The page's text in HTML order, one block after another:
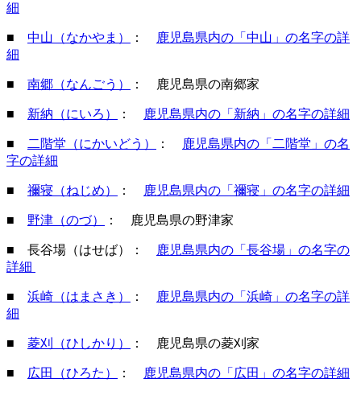
細
■ 中山（なかやま） ：
鹿児島県内の「中山」の名字の詳
細
■ 南郷（なんごう） ： 鹿児島県の南郷家
■ 新納（にいろ） ： 鹿児島県内の「新納」の名字の詳細
■ 二階堂（にかいどう） ：
鹿児島県内の「二階堂」の名
字の詳細
■ 禰寝（ねじめ） ： 鹿児島県内の「禰寝」の名字の詳細
■ 野津（のづ） ： 鹿児島県の野津家
■ 長谷場（はせば） ：
鹿児島県内の「長谷場」の名字の
詳細
■ 浜崎（はまさき） ：
鹿児島県内の「浜崎」の名字の詳
細
■ 菱刈（ひしかり） ： 鹿児島県の菱刈家
■ 広田（ひろた） ： 鹿児島県内の「広田」の名字の詳細